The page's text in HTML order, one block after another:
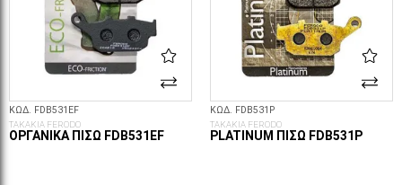
ΚΩΔ. FDB531EF
ΤΑΚΑΚΙΑ FERODO
ΟΡΓΑΝΙΚΆ ΠΊΣΩ FDB531EF
ΚΩΔ. FDB531P
ΤΑΚΑΚΙΑ FERODO
PLATINUM ΠΊΣΩ FDB531P